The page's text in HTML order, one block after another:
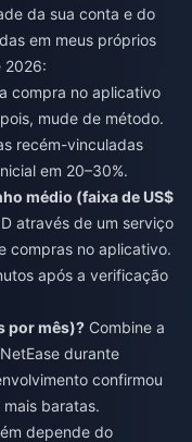
da sua conta e do
em meus próprios
2026:
compra no aplicativo
mude de método.
recém-vinculadas
em 20–30%.
médio (faixa de US$
através de um serviço
compras no aplicativo.
após a verificação
por mês)? Combine a
durante
confirmou
baratas.
depende do